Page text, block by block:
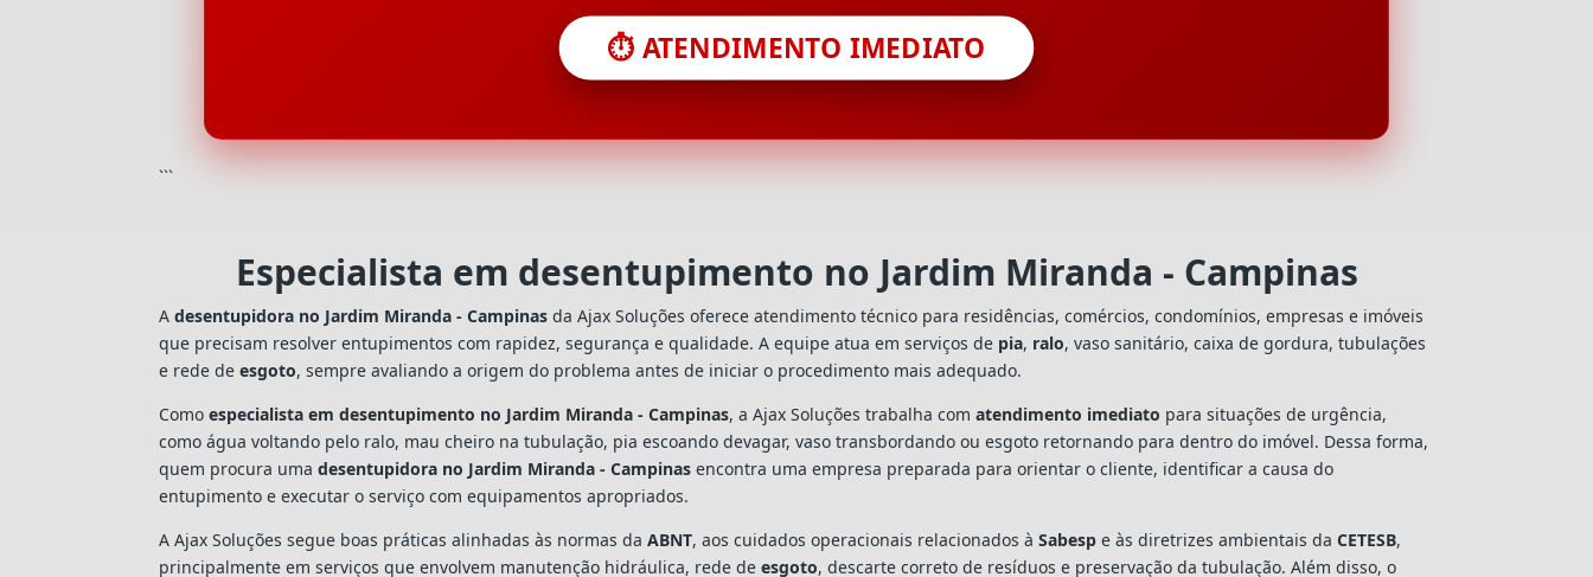
⏱️ ATENDIMENTO IMEDIATO
```
Especialista em desentupimento no Jardim Miranda - Campinas
Adesentupidora no Jardim Miranda - Campinas da Ajax Soluções oferece atendimento técnico para residências, comércios, condomínios, empresas e imóveis
que precisam resolver entupimentos com rapidez, segurança e qualidade. A equipe atua em serviços de pia, ralo, vaso sanitário, caixa de gordura, tubulações
e rede deesgoto, sempre avaliando a origem do problema antes de iniciar o procedimento mais adequado.
Comoespecialista em desentupimento no Jardim Miranda - Campinas, a Ajax Soluções trabalha comatendimento imediato para situações de urgência,
como água voltando pelo ralo, mau cheiro na tubulação, pia escoando devagar, vaso transbordando ou esgoto retornando para dentro do imóvel. Dessa forma,
quem procura umadesentupidora no Jardim Miranda - Campinas encontra uma empresa preparada para orientar o cliente, identificar a causa do
entupimento e executar o serviço com equipamentos apropriados.
A Ajax Soluções segue boas práticas alinhadas às normas daABNT, aos cuidados operacionais relacionados àSabesp e às diretrizes ambientais daCETESB,
principalmente em serviços que envolvem manutenção hidráulica, rede deesgoto, descarte correto de resíduos e preservação da tubulação. Além disso, o